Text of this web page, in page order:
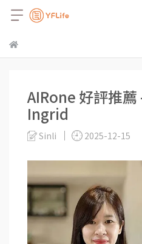
AIRone 好評推薦
Ingrid
Sinli 2025-12-15